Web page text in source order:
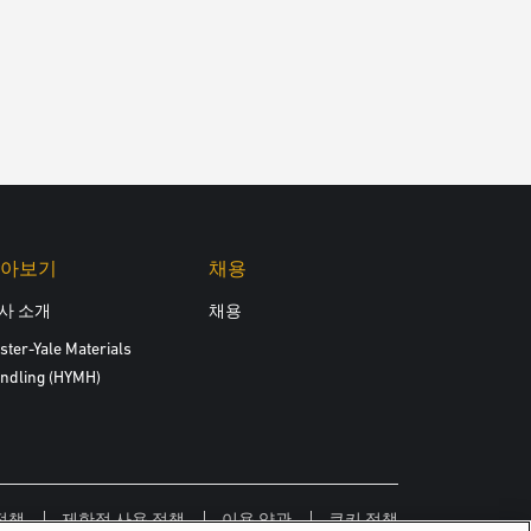
보기
소개
Yale Materials
(HYMH)
채용
채용
책 제한적 사용 정책 이용 약관 쿠키 정책